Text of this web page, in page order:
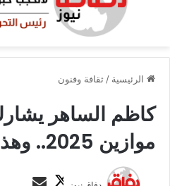
الرئيسية /ثقافة وفنون
كاظم الساهر
موازين 2025.. وهذا موعد الحفل
ت